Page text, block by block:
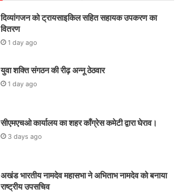
दिव्यांगजन को ट्रायसाइकिल सहित सहायक उपकरण का
वितरण
1 day ago
युवा शक्ति संगठन की रीढ़ अन्नू ठेठवार
1 day ago
सीएमएचओ कार्यालय का शहर कॉंग्रेस कमेटी द्वारा घेराव।
3 days ago
अखंड भारतीय नामदेव महासभा ने अभिताभ नामदेव को बनाया
राष्ट्रीय उपसचिव